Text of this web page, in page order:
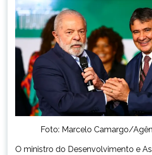
Foto: Marcelo Camargo/
O ministro do Desenvolvimento e